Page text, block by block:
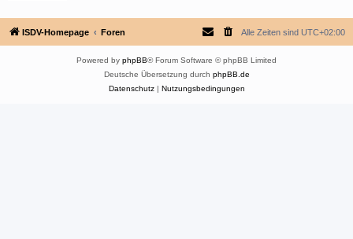
ISDV-Homepage Foren Alle Zeiten sind UTC+02:00
Powered by phpBB® Forum Software © phpBB Limited
Deutsche Übersetzung durch phpBB.de
Datenschutz| Nutzungsbedingungen